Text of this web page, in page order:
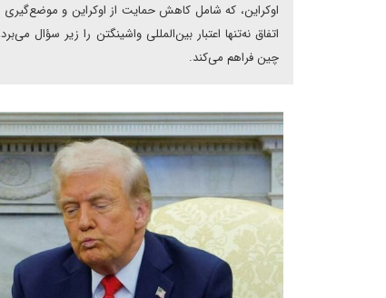
اوکراین، که شامل کاهش حمایت از اوکراین و موضع‌گیری
اتفاق نه‌تنها اعتبار بین‌المللی واشینگتن را زیر سؤال
چین فراهم می‌کند.